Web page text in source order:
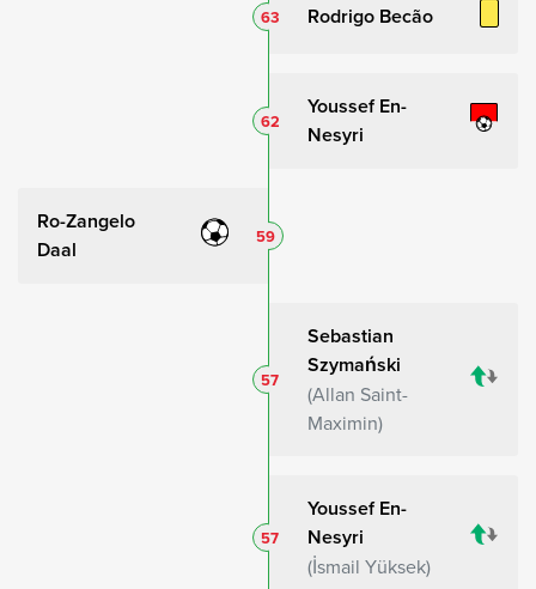
Rodrigo Becão
63
Youssef En-
Nesyri
62
Ro-Zangelo
Daal
59
Sebastian
Szymański
Allan Saint-
Maximin
57
Youssef En-
Nesyri
İsmail Yüksek
57